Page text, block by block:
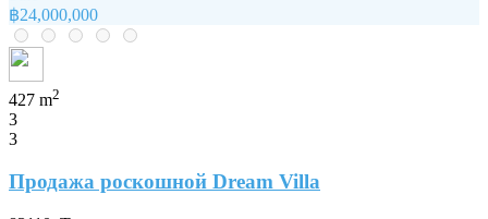
฿24,000,000
427 m2
3
3
Продажа роскошной Dream Villa